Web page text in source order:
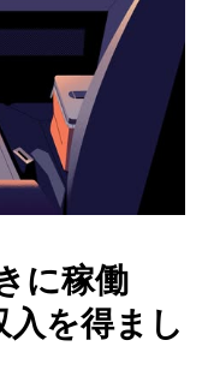
に稼働
入を得まし